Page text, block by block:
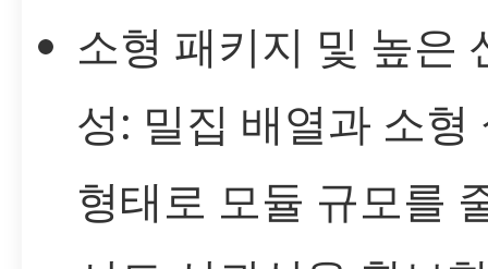
소형 패키지 및 높은
성: 밀집 배열과 소형
형태로 모듈 규모를